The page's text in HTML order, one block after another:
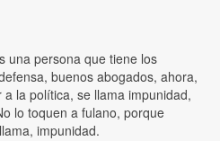
una persona que tiene los
buenos abogados, ahora,
la política, se llama impunidad,
lo toquen a fulano, porque
impunidad.